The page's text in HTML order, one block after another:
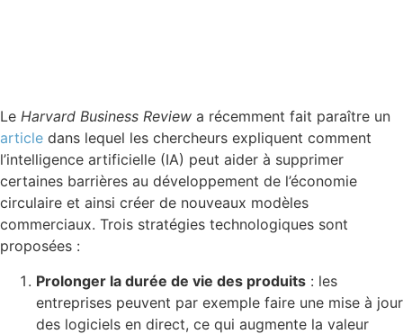
Le Harvard Business Review a récemment fait paraître un
article dans lequel les chercheurs expliquent comment
l’intelligence artificielle (IA) peut aider à supprimer
certaines barrières au développement de l’économie
circulaire et ainsi créer de nouveaux modèles
commerciaux. Trois stratégies technologiques sont
proposées :
Prolonger la durée de vie des produits : les
entreprises peuvent par exemple faire une mise à jour
des logiciels en direct, ce qui augmente la valeur